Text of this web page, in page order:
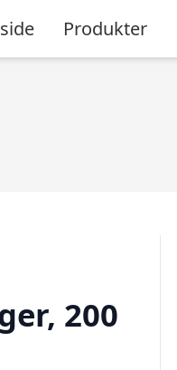
Produkter
200